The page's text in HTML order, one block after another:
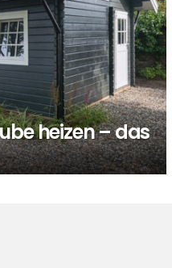
heizen – das